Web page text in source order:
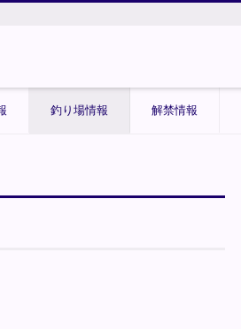
釣り場情報 解禁情報